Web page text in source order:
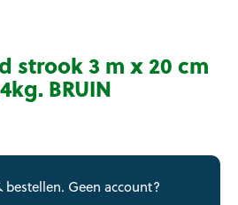
strook 3 m x 20 cm
BRUIN
bestellen. Geen account?